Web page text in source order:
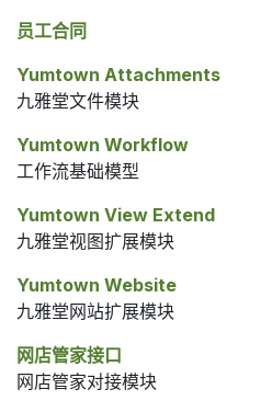
员工合同
Yumtown Attachments
九雅堂文件模块
Yumtown Workflow
工作流基础模型
Yumtown View Extend
九雅堂视图扩展模块
Yumtown Website
九雅堂网站扩展模块
网店管家接口
网店管家对接模块